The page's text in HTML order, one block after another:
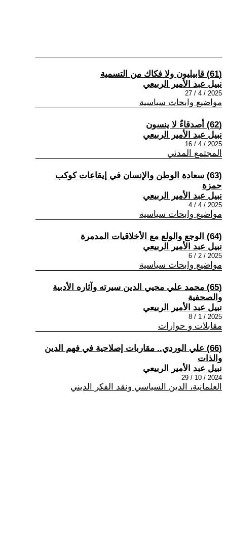
(61) قابيليون ولا فكاك من التسمية
نبيل عبد الأمير الربيعي
2025 / 4 / 27
مواضيع وابحاث سياسية
(62) أصدقاءٌ لا ينسون
نبيل عبد الأمير الربيعي
2025 / 4 / 16
المجتمع المدني
(63) سعادة الوطن والإنسان في إيقاعات كوكب
حمزة
نبيل عبد الأمير الربيعي
2025 / 4 / 4
مواضيع وابحاث سياسية
(64) الوجع والولع مع الأخلاقيات المدمرة
نبيل عبد الأمير الربيعي
2025 / 2 / 6
مواضيع وابحاث سياسية
(65) محمد علي محيي الدين سيرته وآثاره الأدبية
والصحفية
نبيل عبد الأمير الربيعي
2025 / 1 / 8
مقابلات و حوارات
(66) علي الوردي.. مقاربات إصلاحية في فهم الدين
والذات
نبيل عبد الأمير الربيعي
2024 / 10 / 29
العلمانية، الدين السياسي ونقد الفكر الديني